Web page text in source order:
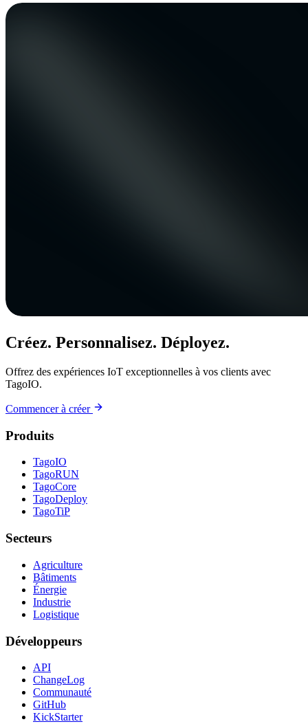
Créez. Personnalisez. Déployez.
Offrez des expériences IoT exceptionnelles à vos clients avec
TagoIO.
Commencer à créer
Produits
TagoIO
TagoRUN
TagoCore
TagoDeploy
TagoTiP
Secteurs
Agriculture
Bâtiments
Énergie
Industrie
Logistique
Développeurs
API
ChangeLog
Communauté
GitHub
KickStarter